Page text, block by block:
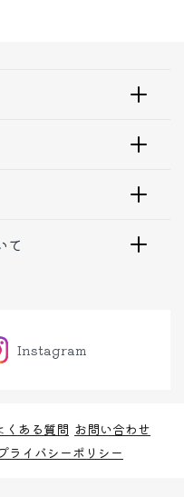
て
Instagram
くある質問 お問い合わせ
ライバシーポリシー